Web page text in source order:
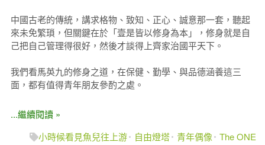
中國古老的傳統，講求格物、致知、正心、誠意那一套，聽起
來未免繁瑣，但關鍵在於「壹是皆以修身為本」，修身就是自
己把自己管理得很好，然後才談得上齊家治國平天下。
我們看馬英九的修身之道，在保健、勤學、與品德涵養這三
面，都有值得青年朋友參酌之處。
...繼續閱讀 »
小時候看見魚兒往上游
自由燈塔 青年偶像
The ONE